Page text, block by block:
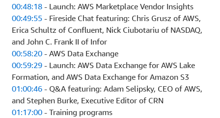
00:48:18 - Launch: AWS Marketplace Vendor Insights
00:49:55 - Fireside Chat featuring: Chris Grusz of AWS,
Erica Schultz of Confluent, Nick Ciubotariu of NASDAQ,
and John C. Frank II of Infor
00:58:20 - AWS Data Exchange
00:59:29 - Launch: AWS Data Exchange for AWS Lake
Formation, and AWS Data Exchange for Amazon S3
01:00:46 - Q&A featuring: Adam Selipsky, CEO of AWS,
and Stephen Burke, Executive Editor of CRN
01:17:00 - Training programs